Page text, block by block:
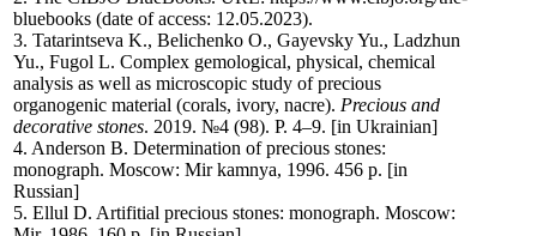
blue­books (date of ac­cess: 12.05.2023).
3. Tatarintseva K., Belichenko О., Gayevsky Yu., Ladzhun
Yu., Fugol L. Сomplex gemological, physical, chemical
analysis as well as microscopic study of precious
organogenic material (corals, ivory, nacre). Precious and
decorative stones. 2019. №4 (98). P. 4–9. [in Ukrainian]
4. Anderson B. Determination of precious stones:
monograph. Moscow: Mir kamnya, 1996. 456 p. [in
Russian]
5. Ellul D. Artifitial precious stones: monograph. Moscow: